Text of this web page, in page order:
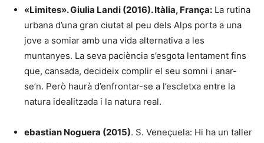
«Limites». Giulia Landi (2016). Itàlia, França: La rutina
urbana d’una gran ciutat al peu dels Alps porta a una
jove a somiar amb una vida alternativa a les
muntanyes. La seva paciència s’esgota lentament fins
que, cansada, decideix complir el seu somni i anar-
se’n. Però haurà d’enfrontar-se a l’escletxa entre la
natura idealitzada i la natura real.
ebastian Noguera (2015). S. Veneçuela: Hi ha un taller